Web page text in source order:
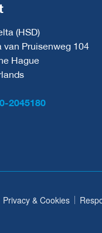
(HSD)
van Pruisenweg 104
Hague
2045180
Privacy & Cookies